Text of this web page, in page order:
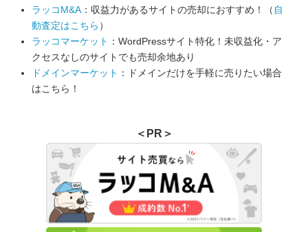
ラッコM&A ：収益力があるサイトの売却におすすめ！（ 自
動査定はこちら ）
ラッコマーケット ：WordPressサイト特化！未収益化・ア
クセスなしのサイトでも売却余地あり
ドメインマーケット ：ドメインだけを手軽に売りたい場合
はこちら！
＜PR＞